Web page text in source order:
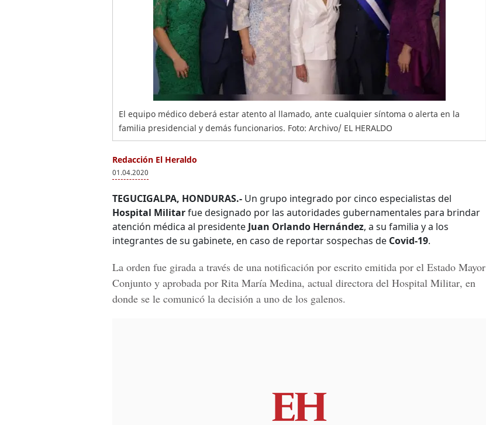
El equipo médico deberá estar atento al llamado, ante cualquier síntoma o alerta en la
familia presidencial y demás funcionarios. Foto: Archivo/ EL HERALDO
Redacción El Heraldo
01.04.2020
TEGUCIGALPA, HONDURAS.- Un grupo integrado por cinco especialistas del
Hospital Militarfue designado por las autoridades gubernamentales para brindar
atención médica al presidente Juan Orlando Hernández, a su familia y a los
integrantes de su gabinete, en caso de reportar sospechas de Covid-19.
La orden fue girada a través de una notificación por escrito emitida por el Estado Mayor
Conjunto y aprobada por Rita María Medina, actual directora del Hospital Militar, en
donde se le comunicó la decisión a uno de los galenos.